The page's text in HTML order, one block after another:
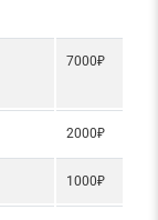
7000₽
2000₽
1000₽